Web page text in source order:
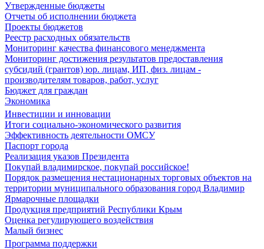
Утвержденные бюджеты
Отчеты об исполнении бюджета
Проекты бюджетов
Реестр расходных обязательств
Мониторинг качества финансового менеджмента
Мониторинг достижения результатов предоставления
субсидий (грантов) юр. лицам, ИП, физ. лицам -
производителям товаров, работ, услуг
Бюджет для граждан
Экономика
Инвестиции и инновации
Итоги социально-экономического развития
Эффективность деятельности ОМСУ
Паспорт города
Реализация указов Президента
Покупай владимирское, покупай российское!
Порядок размещения нестационарных торговых объектов на
территории муниципального образования город Владимир
Ярмарочные площадки
Продукция предприятий Республики Крым
Оценка регулирующего воздействия
Малый бизнес
Программа поддержки